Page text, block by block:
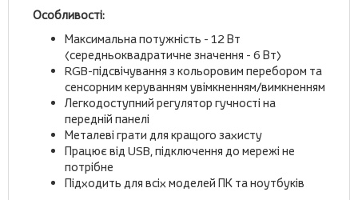
Особливості:
Максимальна потужність - 12 Вт
(середньоквадратичне значення - 6 Вт)
RGB-підсвічування з кольоровим перебором та
сенсорним керуванням увімкненням/вимкненням
Легкодоступний регулятор гучності на
передній панелі
Металеві грати для кращого захисту
Працює від USB, підключення до мережі не
потрібне
Підходить для всіх моделей ПК та ноутбуків